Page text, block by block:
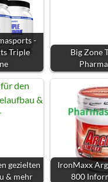
-
Triple
Big Zone
gezielten
& mehr
IronMaxx
800